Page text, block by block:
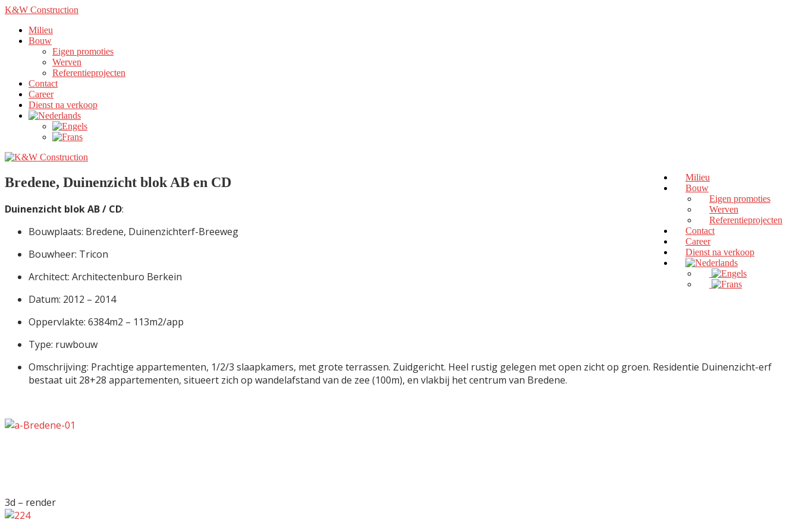
K&W Construction
Milieu
Bouw
Eigen promoties
Werven
Referentieprojecten
Contact
Career
Dienst na verkoop
Milieu
Bouw
Eigen promoties
Werven
Referentieprojecten
Contact
Career
Dienst na verkoop
Bredene, Duinenzicht blok AB en CD
Duinenzicht blok AB / CD:
Bouwplaats: Bredene, Duinenzichterf-Breeweg
Bouwheer: Tricon
Architect: Architectenburo Berkein
Datum: 2012 – 2014
Oppervlakte: 6384m2 – 113m2/app
Type: ruwbouw
Omschrijving: Prachtige appartementen, 1/2/3 slaapkamers, met grote terrassen. Zuidgericht. Heel rustig gelegen met open zicht op groen. Residentie Duinenzicht-erf
bestaat uit 28+28 appartementen, situeert zich op wandelafstand van de zee (100m), en vlakbij het centrum van Bredene.
3d – render